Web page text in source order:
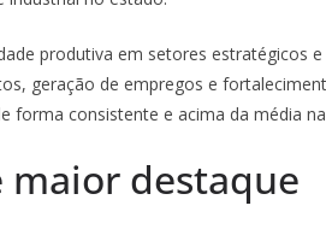
produtiva em setores estratégicos
geração de empregos e
forma consistente e acima da média
maior destaque